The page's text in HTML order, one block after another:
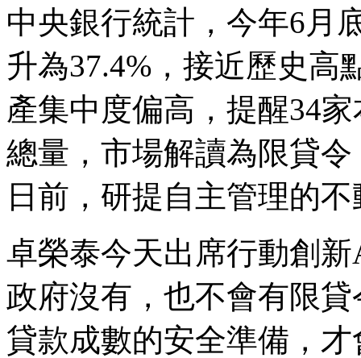
中央銀行統計，今年6月
升為37.4%，接近歷史高
產集中度偏高，提醒34
總量，市場解讀為限貸
日前，研提自主管理的
卓榮泰今天出席行動創
政府沒有，也不會有限
貸款成數的安全準備，